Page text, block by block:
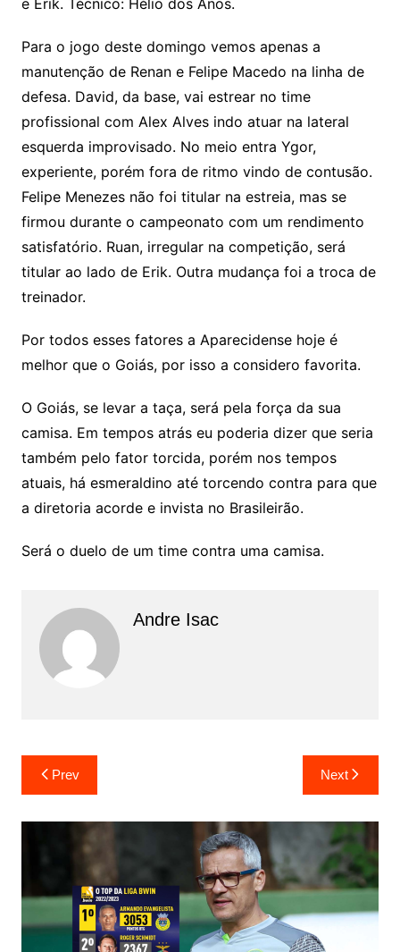
e Erik. Técnico: Hélio dos Anos.
Para o jogo deste domingo vemos apenas a
manutenção de Renan e Felipe Macedo na linha de
defesa. David, da base, vai estrear no time
profissional com Alex Alves indo atuar na lateral
esquerda improvisado. No meio entra Ygor,
experiente, porém fora de ritmo vindo de contusão.
Felipe Menezes não foi titular na estreia, mas se
firmou durante o campeonato com um rendimento
satisfatório. Ruan, irregular na competição, será
titular ao lado de Erik. Outra mudança foi a troca de
treinador.
Por todos esses fatores a Aparecidense hoje é
melhor que o Goiás, por isso a considero favorita.
O Goiás, se levar a taça, será pela força da sua
camisa. Em tempos atrás eu poderia dizer que seria
também pelo fator torcida, porém nos tempos
atuais, há esmeraldino até torcendo contra para que
a diretoria acorde e invista no Brasileirão.
Será o duelo de um time contra uma camisa.
Andre Isac
Prev Next